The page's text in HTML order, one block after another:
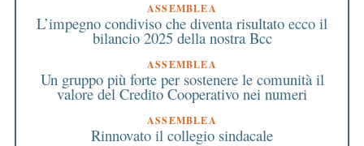
ASSEMBLEA
L’impegno condiviso che diventa risultato ecco il
bilancio 2025 della nostra Bcc
ASSEMBLEA
Un gruppo più forte per sostenere le comunità il
valore del Credito Cooperativo nei numeri
ASSEMBLEA
Rinnovato il collegio sindacale